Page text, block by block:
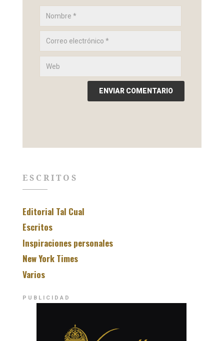
ESCRITOS
Editorial Tal Cual
Escritos
Inspiraciones personales
New York Times
Varios
PUBLICIDAD